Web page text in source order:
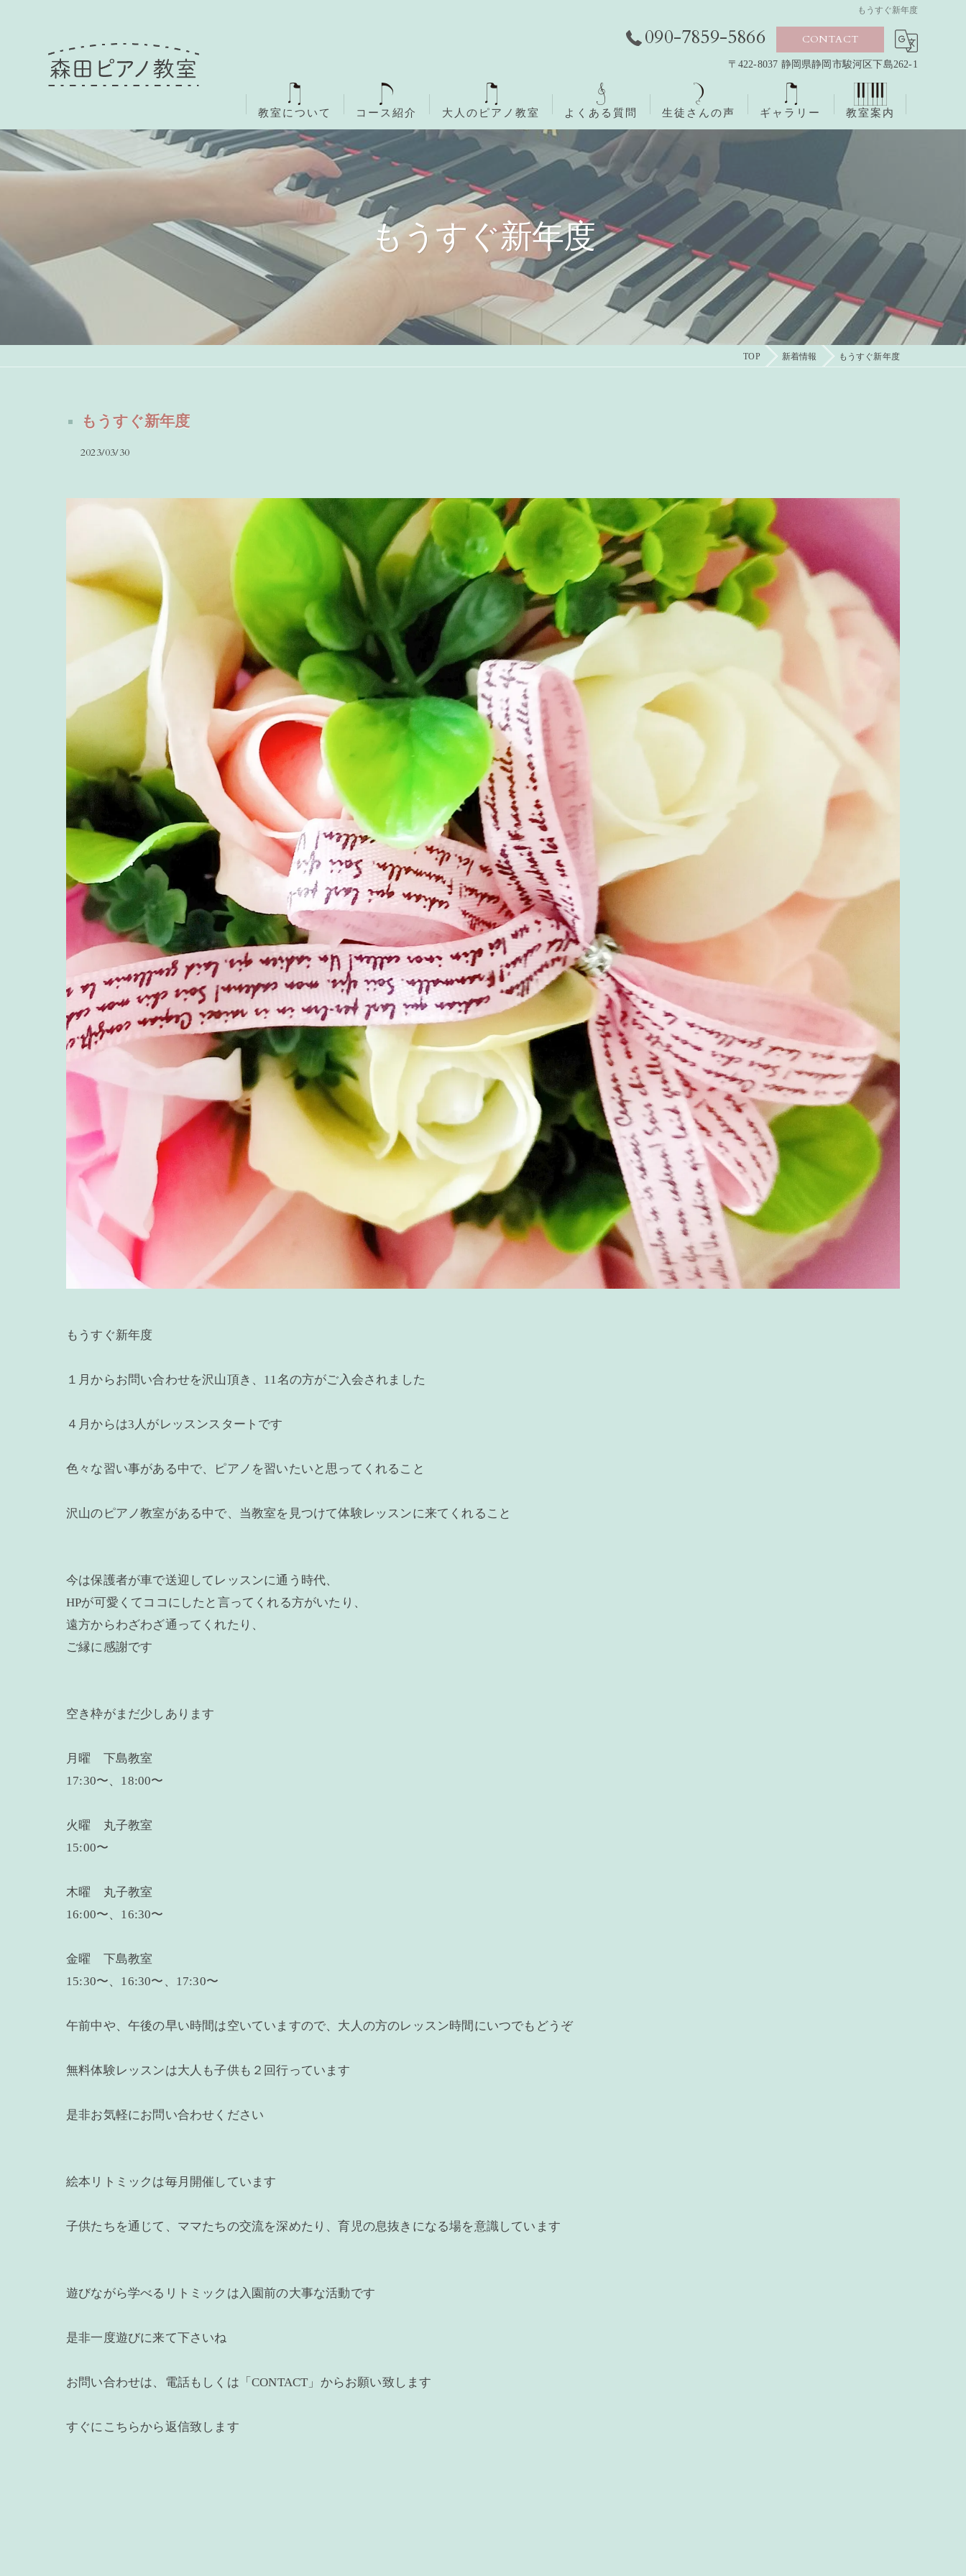
もうすぐ新年度
090-7859-5866 CONTACT
〒422-8037 静岡県静岡市駿河区下島262-1
教室について コース紹介
無料体験レッスン
ご入会までの流れ
大人のピアノ教室 よくある質問 生徒さんの声 ギャラリー 教室案内
もうすぐ新年度
TOP 新着情報 もうすぐ新年度
もうすぐ新年度
2023/03/30
もうすぐ新年度
１月からお問い合わせを沢山頂き、11名の方がご入会されました
４月からは3人がレッスンスタートです
色々な習い事がある中で、ピアノを習いたいと思ってくれること
沢山のピアノ教室がある中で、当教室を見つけて体験レッスンに来てくれること
今は保護者が車で送迎してレッスンに通う時代、
HPが可愛くてココにしたと言ってくれる方がいたり、
遠方からわざわざ通ってくれたり、
ご縁に感謝です
空き枠がまだ少しあります
月曜 下島教室
17:30〜、18:00〜
火曜 丸子教室
15:00〜
木曜 丸子教室
16:00〜、16:30〜
金曜 下島教室
15:30〜、16:30〜、17:30〜
午前中や、午後の早い時間は空いていますので、大人の方のレッスン時間にいつでもどうぞ
無料体験レッスンは大人も子供も２回行っています
是非お気軽にお問い合わせください
絵本リトミックは毎月開催しています
子供たちを通じて、ママたちの交流を深めたり、育児の息抜きになる場を意識しています
遊びながら学べるリトミックは入園前の大事な活動です
是非一度遊びに来て下さいね
お問い合わせは、電話もしくは「CONTACT」からお願い致します
すぐにこちらから返信致します